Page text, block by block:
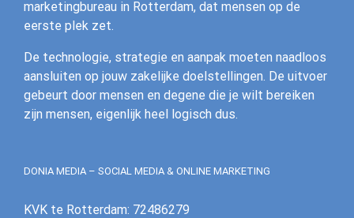
marketingbureau in Rotterdam, dat mensen op de
eerste plek zet.
De technologie, strategie en aanpak moeten naadloos
aansluiten op jouw zakelijke doelstellingen. De uitvoer
gebeurt door mensen en degene die je wilt bereiken
zijn mensen, eigenlijk heel logisch dus.
DONIA MEDIA – SOCIAL MEDIA & ONLINE MARKETING
KVK te Rotterdam: 72486279